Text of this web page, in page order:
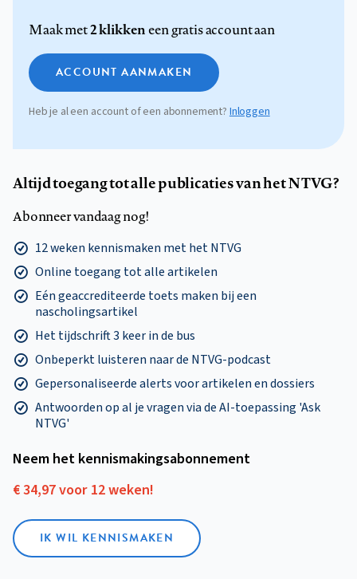
Maak met2 klikkeneen gratis account aan
ACCOUNT AANMAKEN
Heb je al een account of een abonnement? Inloggen
Altijd toegang tot alle publicaties van het NTVG?
Abonneer vandaag nog!
12 weken kennismaken met het NTVG
Online toegang tot alle artikelen
Eén geaccrediteerde toets maken bij een
nascholingsartikel
Het tijdschrift 3 keer in de bus
Onbeperkt luisteren naar de NTVG-podcast
Gepersonaliseerde alerts voor artikelen en dossiers
Antwoorden op al je vragen via de AI-toepassing 'Ask
NTVG'
Neem het kennismakings­abonnement
€ 34,97 voor 12 weken!
IK WIL KENNISMAKEN